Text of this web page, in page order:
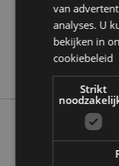
Nee
Nee
Nee
van
analyses. U
bekijken in
cookiebeleid
Strikt